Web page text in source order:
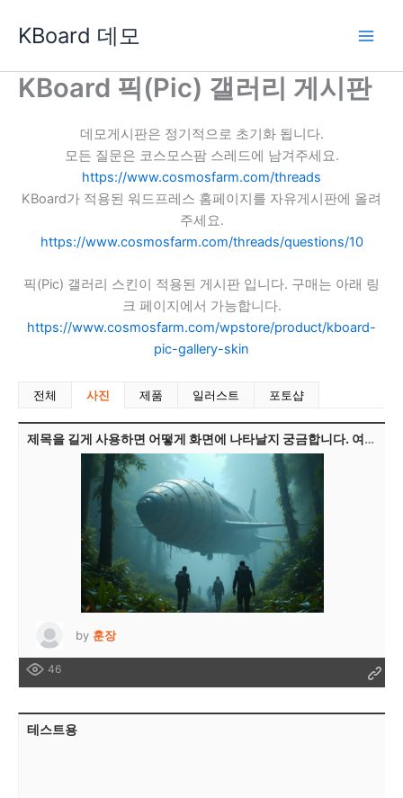
로
KBoard 데모
KBoard 픽(Pic) 갤러리 게시판
데모게시판은 정기적으로 초기화 됩니다.
모든 질문은 코스모스팜 스레드에 남겨주세요.
https://www.cosmosfarm.com/threads
KBoard가 적용된 워드프레스 홈페이지를 자유게시판에 올려
주세요.
https://www.cosmosfarm.com/threads/questions/10
픽(Pic) 갤러리 스킨이 적용된 게시판 입니다. 구매는 아래 링
크 페이지에서 가능합니다.
https://www.cosmosfarm.com/wpstore/product/kboard-
pic-gallery-skin
전체 사진 제품 일러스트 포토샵
제목을 길게 사용하면 어떻게 화면에 나타날지 궁금합니다. 여러분은 어떻게 생각하시나요?
by 훈장
46
테스트용